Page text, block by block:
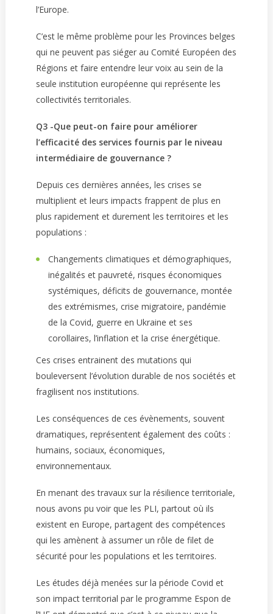
l’Europe.
C’est le même problème pour les Provinces belges
qui ne peuvent pas siéger au Comité Européen des
Régions et faire entendre leur voix au sein de la
seule institution européenne qui représente les
collectivités territoriales.
Q3 -Que peut-on faire pour améliorer
l’efficacité des services fournis par le niveau
intermédiaire de gouvernance ?
Depuis ces dernières années, les crises se
multiplient et leurs impacts frappent de plus en
plus rapidement et durement les territoires et les
populations :
Changements climatiques et démographiques,
inégalités et pauvreté, risques économiques
systémiques, déficits de gouvernance, montée
des extrémismes, crise migratoire, pandémie
de la Covid, guerre en Ukraine et ses
corollaires, l’inflation et la crise énergétique.
Ces crises entrainent des mutations qui
bouleversent l’évolution durable de nos sociétés et
fragilisent nos institutions.
Les conséquences de ces évènements, souvent
dramatiques, représentent également des coûts :
humains, sociaux, économiques,
environnementaux.
En menant des travaux sur la résilience territoriale,
nous avons pu voir que les PLI, partout où ils
existent en Europe, partagent des compétences
qui les amènent à assumer un rôle de filet de
sécurité pour les populations et les territoires.
Les études déjà menées sur la période Covid et
son impact territorial par le programme Espon de